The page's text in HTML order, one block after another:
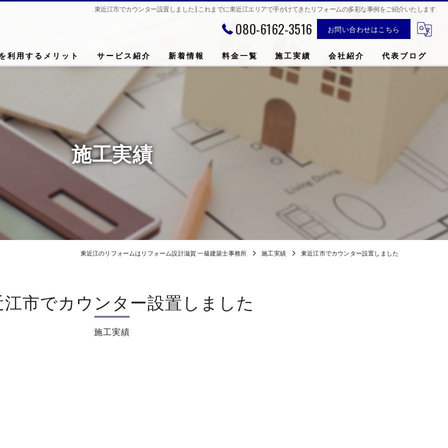
東近江市でカウンター設置しました | これまでに東近江エリアで手がけてきたリフォームの多彩な事例をご紹介いたします
080-6162-3516 お問い合わせはこちら
利用するメリット サービス紹介 新着情報 料金一覧 施工実績 会社紹介 代表ブログ
施工実績
東近江のリフォームはリフォーム設計滋賀 一級建築士事務所 施工実績 東近江市でカウンター設置しました
施工実績
市でカウンター設置しました